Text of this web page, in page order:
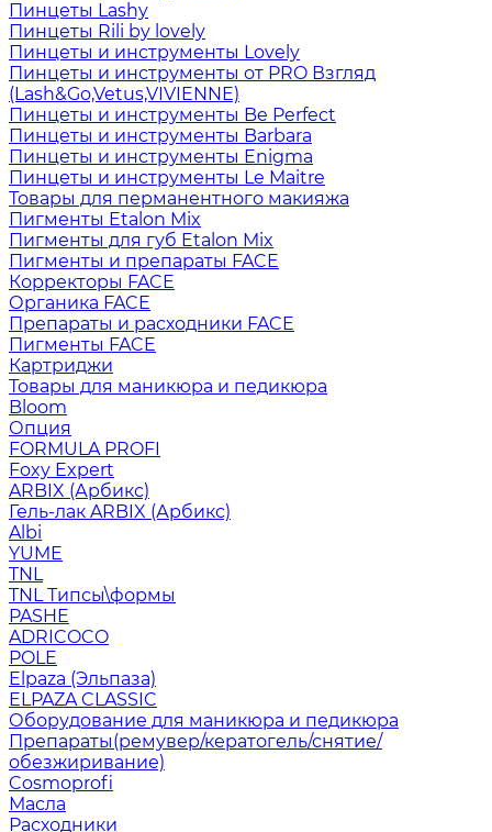
Пинцеты Lashy
Пинцеты Rili by lovely
Пинцеты и инструменты Lovely
Пинцеты и инструменты от PRO Взгляд
(Lash&Go,Vetus,VIVIENNE)
Пинцеты и инструменты Be Perfect
Пинцеты и инструменты Barbara
Пинцеты и инструменты Enigma
Пинцеты и инструменты Le Maitre
Товары для перманентного макияжа
Пигменты Etalon Mix
Пигменты для губ Etalon Mix
Пигменты и препараты FACE
Корректоры FACE
Органика FACE
Препараты и расходники FACE
Пигменты FACE
Картриджи
Товары для маникюра и педикюра
Bloom
Опция
FORMULA PROFI
Foxy Expert
ARBIX (Арбикс)
Гель-лак ARBIX (Арбикс)
Albi
YUME
TNL
TNL Типсы\формы
PASHE
ADRICOCO
POLE
Elpaza (Эльпаза)
ELPAZA CLASSIC
Оборудование для маникюра и педикюра
Препараты(ремувер/кератогель/снятие/
обезжиривание)
Cosmoprofi
Масла
Расходники